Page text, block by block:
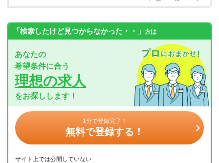
「検索したけど見つからなかった・・」 方は
あなたの
希望条件に合う
理想の求人
をお探しします！
1分で登録完了！
無料で登録する！
サイト上では公開していない